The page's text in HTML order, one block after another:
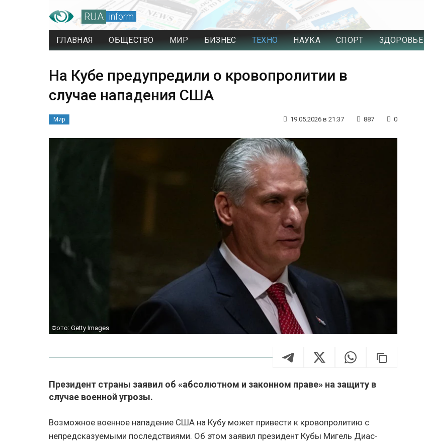
RUA inform
ГЛАВНАЯ ОБЩЕСТВО МИР БИЗНЕС ТЕХНО НАУКА СПОРТ ЗДОРОВЬЕ
На Кубе предупредили о кровопролитии в
случае нападения США
Мир 19.05.2026 в 21:37 887 0
Фото: Getty Images
Президент страны заявил об «абсолютном и законном праве» на защиту в
случае военной угрозы.
Возможное военное нападение США на Кубу может привести к кровопролитию с
непредсказуемыми последствиями. Об этом заявил президент Кубы Мигель Диас-